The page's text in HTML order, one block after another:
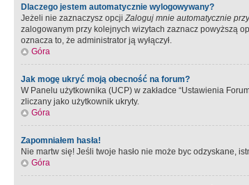
Dlaczego jestem automatycznie wylogowywany?
Jeżeli nie zaznaczysz opcjiZaloguj mnie automatycznie
zalogowanym przy kolejnych wizytach zaznacz powyższą
oznacza to, że administrator ją wyłączył.
Góra
Jak mogę ukryć moją obecność na forum?
W Panelu użytkownika (UCP) w zakładce “Ustawienia
zliczany jako użytkownik ukryty.
Góra
Zapomniałem hasła!
Nie martw się! Jeśli twoje hasło nie może byc odzyskane,
Góra